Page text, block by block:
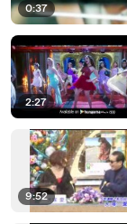
0:37
2:27
9:52